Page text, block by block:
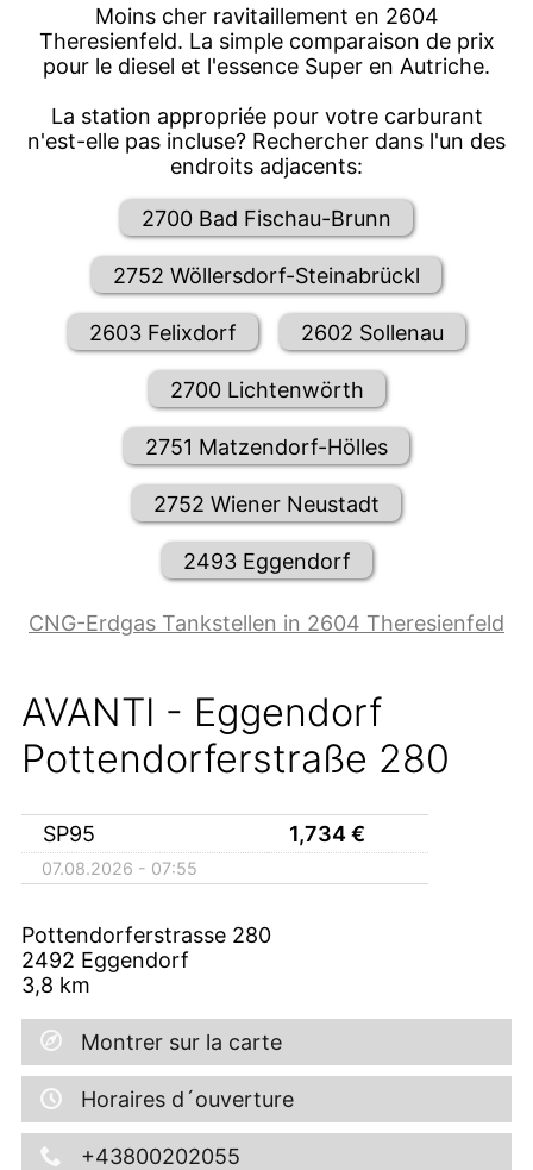
Moins cher ravitaillement en 2604
Theresienfeld. La simple comparaison de prix
pour le diesel et l'essence Super en Autriche.
La station appropriée pour votre carburant
n'est-elle pas incluse? Rechercher dans l'un des
endroits adjacents:
2700 Bad Fischau-Brunn
2752 Wöllersdorf-Steinabrückl
2603 Felixdorf 2602 Sollenau
2700 Lichtenwörth
2751 Matzendorf-Hölles
2752 Wiener Neustadt
2493 Eggendorf
CNG-Erdgas Tankstellen in 2604 Theresienfeld
AVANTI - Eggendorf
Pottendorferstraße 280
SP95 1,734€
07.08.2026 - 07:55
Pottendorferstrasse 280
2492 Eggendorf
3,8 km
Montrer sur la carte
Horaires d´ouverture
+43800202055